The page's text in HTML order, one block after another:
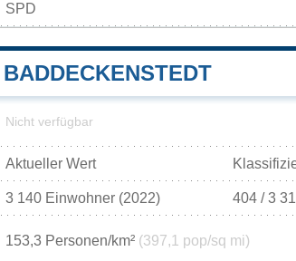
SPD
Nicht verfügbar
Aktueller Wert
3 140 Einwohner (2022) 404 / 3
153,3 Personen/km² (397,1 pop/sq mi)